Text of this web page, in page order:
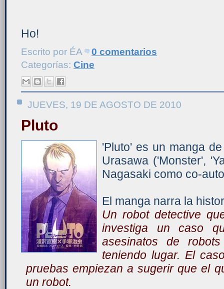
Ho!
Escrito por ÉA
0 comentarios
Categorías: Cine
JUEVES, 19 DE AGOSTO DE 2010
Pluto
'Pluto' es un manga
Urasawa ('Monster',
Nagasaki como co-
El manga narra la
Un robot detective
investiga un caso
asesinatos de
teniendo lugar. El
pruebas empiezan a sugerir que el
un robot.